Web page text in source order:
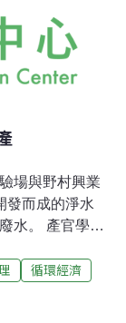
場與野村興業
發而成的淨水
水。 產官學聯
原料的是可再
之焚化殘留
循環經濟